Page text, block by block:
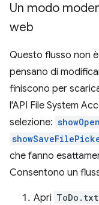
Un modo
web
Questo flusso non
pensano di
finiscono per
l'API File System
selezione:
che fanno
Consentono un
Apri ToDo.txt